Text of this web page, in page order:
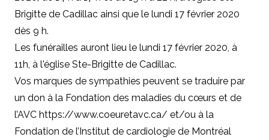
Brigitte de Cadillac ainsi que le lundi 17 février 2020
dès 9 h.
Les funérailles auront lieu le lundi 17 février 2020, à
11h, à l'église Ste-Brigitte de Cadillac.
Vos marques de sympathies peuvent se traduire par
un don à la Fondation des maladies du cœurs et de
l’AVC https://www.coeuretavc.ca/ et/ou à la
Fondation de l’Institut de cardiologie de Montréal